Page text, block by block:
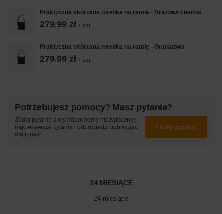
Praktyczna skórzana torebka na ramię - Brązowa ciemna
279,99 zł / szt.
Praktyczna skórzana torebka na ramię - Granatowa
279,99 zł / szt.
Potrzebujesz pomocy? Masz pytania?
Zadaj pytanie a my odpowiemy niezwłocznie,
najciekawsze pytania i odpowiedzi publikując
dla innych.
Zadaj pytanie
24 MIESIĄCE
24 miesiące